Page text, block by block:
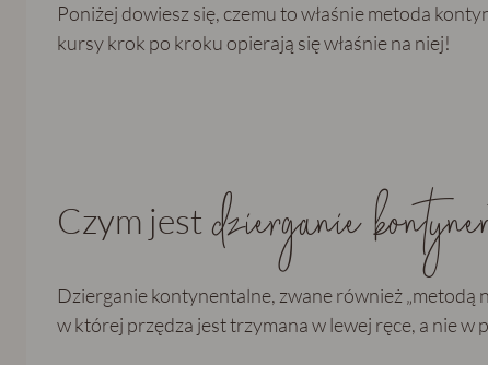
Poniżej dowiesz się, czemu to właśnie metoda
kursy krok po kroku opierają się właśnie na niej!
Czym jest dzierganie
Dzierganie kontynentalne, zwane również „metodą
w której przędza jest trzymana w lewej ręce, a nie w